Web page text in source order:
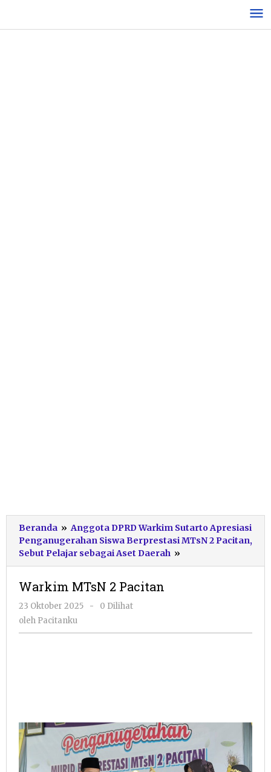
konten
Beranda » Anggota DPRD Warkim Sutarto Apresiasi
Penganugerahan Siswa Berprestasi MTsN 2 Pacitan,
Sebut Pelajar sebagai Aset Daerah »
MTsN
Warkim MTsN 2 Pacitan
23 Oktober 2025
oleh
-
0 Dilihat
oleh Pacitanku